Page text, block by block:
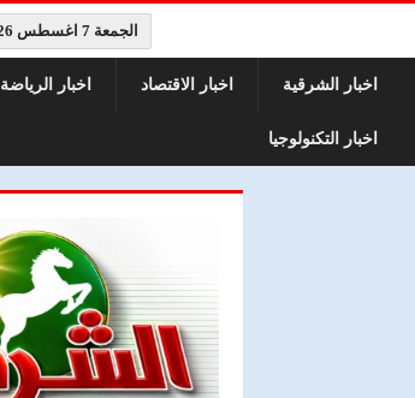
الجمعة 7 اغسطس 2026 الساعة 12:12 ص
اخبار الشرقية اخبار الاقتصاد اخبار الرياضة
اخبار التكنولوجيا